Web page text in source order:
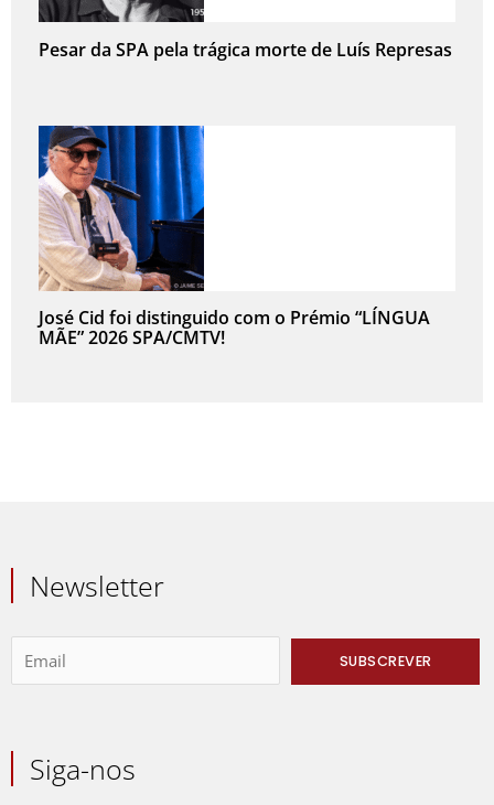
Pesar da SPA pela trágica morte de Luís Represas
José Cid foi distinguido com o Prémio “LÍNGUA
MÃE” 2026 SPA/CMTV!
Newsletter
Siga-nos